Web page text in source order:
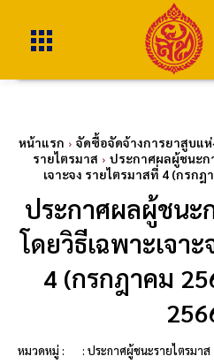
หน้าแรก จัดซื้อจัดจ้างการยาสูบแห่
รายไตรมาส
ประกาศผลผู้ชนะก
เจาะจง รายไตรมาสที่ 4 (กรก
ประกาศผลผู้ชนะ
โดยวิธีเฉพาะเจา
4 (กรกฎาคม
หมวดหมู่ : : ประกาศผู้ชนะรายไตรมาส